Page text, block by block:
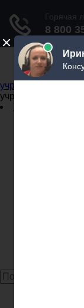
Не
учреждений
учреждений
Задать вопрос